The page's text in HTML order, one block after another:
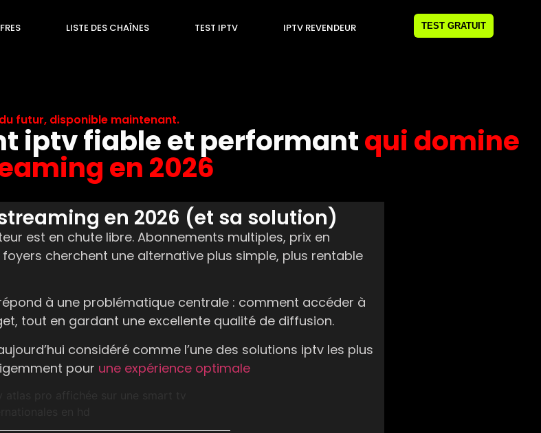
LISTE DES CHAÎNES TEST IPTV IPTV REVENDEUR TEST GRATUIT
du futur, disponible maintenant.
iptv fiable et performantqui domine
en 2026
en 2026 (et sa solution)
est en chute libre. Abonnements multiples, prix en
cherchent une alternative plus simple, plus rentable
à une problématique centrale : comment accéder à
tout en gardant une excellente qualité de diffusion.
considéré comme l’une des solutions iptv les plus
pour une expérience optimale